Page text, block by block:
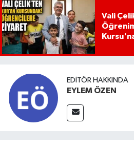
Vali
EDITÖR HAKKINDA
EYLEM ÖZEN